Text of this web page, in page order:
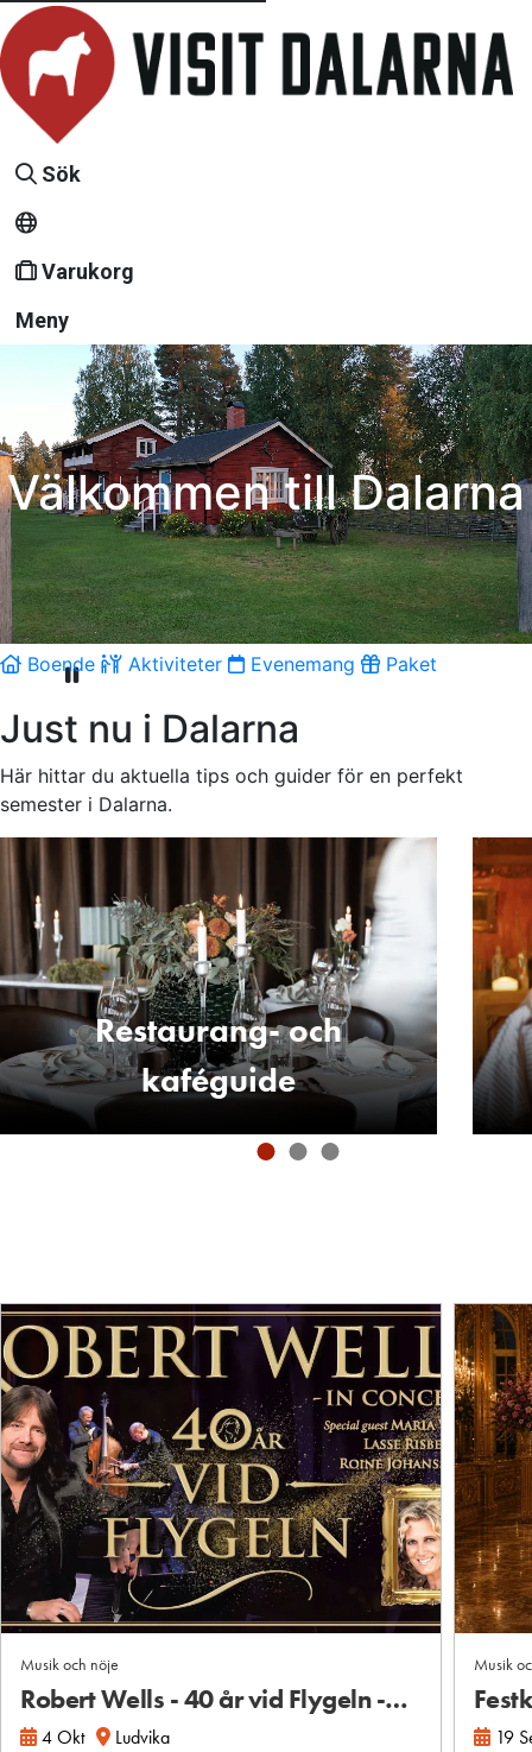
Sök
Varukorg
Meny
Pausa video
Välkommen till Dalarna
Boende Aktiviteter Evenemang Paket
Just nu i Dalarna
Här hittar du aktuella tips och guider för en perfekt
semester i Dalarna.
Restaurang- och
kaféguide
Musik och nöje
Robert Wells - 40 år vid Flygeln -…
4 Okt Ludvika
Musik
19